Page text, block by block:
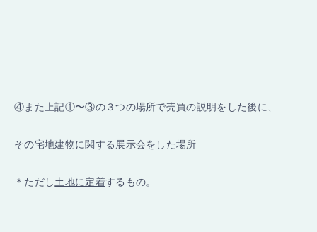
④また上記①〜③の３つの場所で売買の説明をした後に、
その宅地建物に関する展示会をした場所
＊ただし土地に定着するもの。